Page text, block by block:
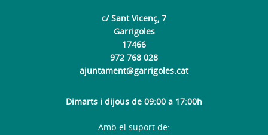
c/ Sant Vicenç, 7
Garrigoles
17466
972 768 028
ajuntament@garrigoles.cat
Dimarts i dijous de 09:00 a 17:00h
Amb el suport de: